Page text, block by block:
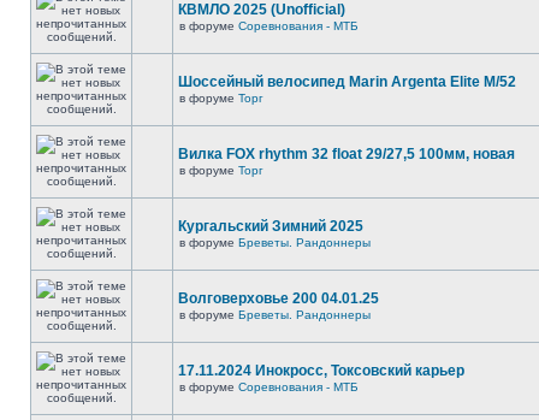
КВМЛО 2025 (Unofficial)
в форуме Соревнования - МТБ
Шоссейный велосипед Marin Argenta Elite M/52
в форуме Торг
Вилка FOX rhythm 32 float 29/27,5 100мм, новая
в форуме Торг
Кургальский Зимний 2025
в форуме Бреветы. Рандоннеры
Волговерховье 200 04.01.25
в форуме Бреветы. Рандоннеры
17.11.2024 Инокросс, Токсовский карьер
в форуме Соревнования - МТБ